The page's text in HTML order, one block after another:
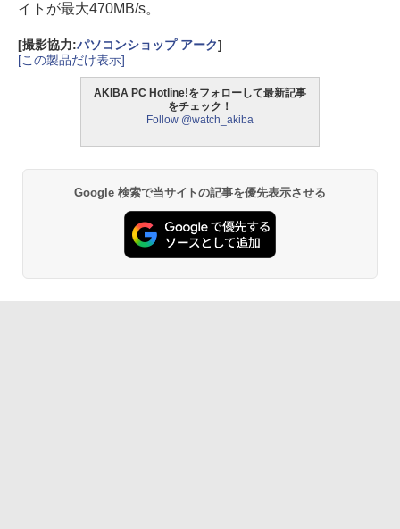
イトが最大470MB/s。
[撮影協力:パソコンショップ アーク]
[この製品だけ表示]
AKIBA PC Hotline!をフォローして最新記事
をチェック！
Follow @watch_akiba
Google 検索で当サイトの記事を優先表示させる